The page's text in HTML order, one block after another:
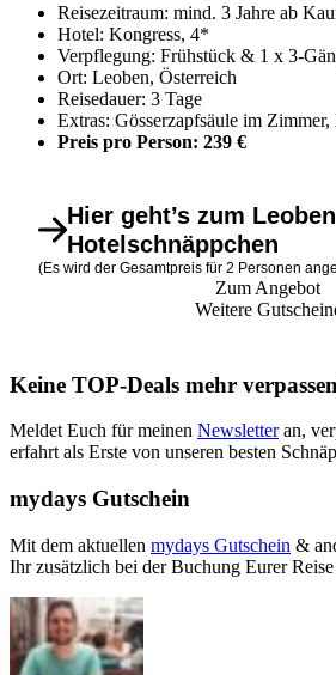
Reisezeitraum: mind. 3 Jahre ab
Hotel: Kongress, 4*
Verpflegung: Frühstück & 1 x 3-
Ort: Leoben, Österreich
Reisedauer: 3 Tage
Extras: Gösserzapfsäule im
Preis pro Person: 239 €
Hier geht’s zum Leoben
Hotelschnäppchen
(Es wird der Gesamtpreis für 2 Personen
Zum Angebot
Weitere
Keine TOP-Deals mehr
Meldet Euch für meinen Newsletteran,
erfahrt als Erste von unseren besten
mydays Gutschein
Mit dem aktuellen mydays Gutschein &
Ihr zusätzlich bei der Buchung Eurer Reise